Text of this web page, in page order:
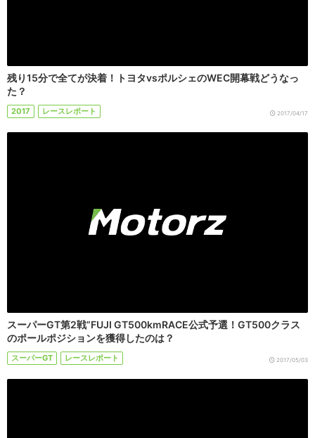
残り15分で全てが決着！トヨタvsポルシェのWEC開幕戦どうなっ
た？
2017 レースレポート 2017/04/17
スーパーGT第2戦”FUJI GT500kmRACE公式予選！GT500クラス
のポールポジションを獲得したのは？
スーパーGT レースレポート 2017/05/03